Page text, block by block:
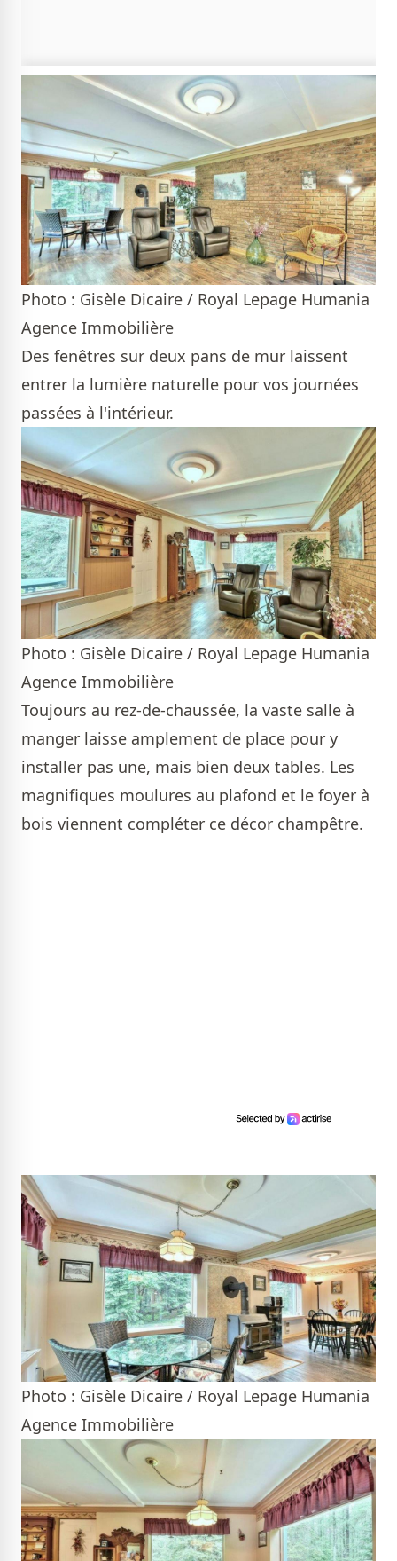
Photo : Gisèle Dicaire / Royal Lepage Humania
Agence Immobilière
Des fenêtres sur deux pans de mur laissent
entrer la lumière naturelle pour vos journées
passées à l'intérieur.
Photo : Gisèle Dicaire / Royal Lepage Humania
Agence Immobilière
Toujours au rez-de-chaussée, la vaste salle à
manger laisse amplement de place pour y
installer pas une, mais bien deux tables. Les
magnifiques moulures au plafond et le foyer à
bois viennent compléter ce décor champêtre.
Photo : Gisèle Dicaire / Royal Lepage Humania
Agence Immobilière